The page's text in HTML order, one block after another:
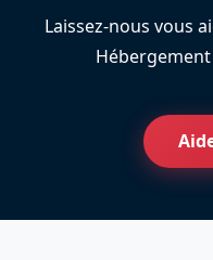
Laissez-nous vous
Hébergement